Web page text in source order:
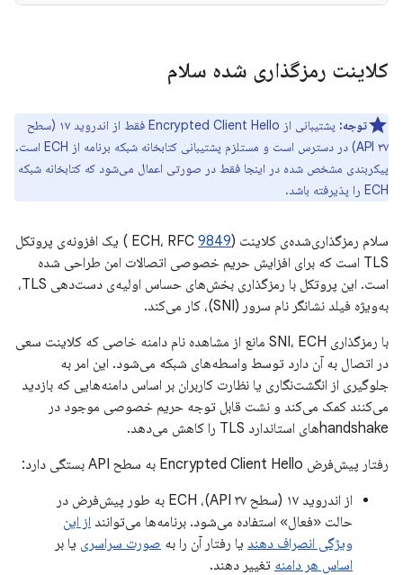
کلاینت رمزگذاری شده سلام
توجه:
پشتیبانی از Encrypted Client Hello فقط از اندروید ۱۷ (سطح
API ۳۷) در دسترس است و مستلزم پشتیبانی کتابخانه شبکه برنامه از ECH است.
پیکربندی مشخص شده در اینجا فقط در صورتی اعمال می‌شود که کتابخانه شبکه
ECH را پذیرفته باشد.
سلام رمزگذاری‌شده‌ی کلاینت (ECH، RFC9849
) یک افزونه‌ی پروتکل
TLS است که برای افزایش حریم خصوصی اتصالات امن طراحی شده
است. این پروتکل با رمزگذاری بخش‌های حساس اولیه‌ی دست‌دهی TLS،
به‌ویژه فیلد نشانگر نام سرور (SNI)، کار می‌کند.
با رمزگذاری SNI، ECH مانع از مشاهده نام دامنه خاصی که کلاینت سعی
در اتصال به آن دارد توسط واسطه‌های شبکه می‌شود. این امر به
جلوگیری از انگشت‌نگاری یا نظارت کاربران بر اساس دامنه‌هایی که بازدید
می‌کنند کمک می‌کند و نشت قابل توجه حریم خصوصی موجود در
handshakeهای استاندارد TLS را کاهش می‌دهد.
رفتار پیش‌فرض Encrypted Client Hello به سطح API بستگی دارد:
از اندروید ۱۷ (سطح API ۳۷)، ECH به طور پیش‌فرض در
حالت «فعال» استفاده می‌شود. برنامه‌ها می‌توانند از این
ویژگی انصراف دهند یا رفتار آن را به صورت سراسری یا بر
اساس هر دامنه تغییر دهند.